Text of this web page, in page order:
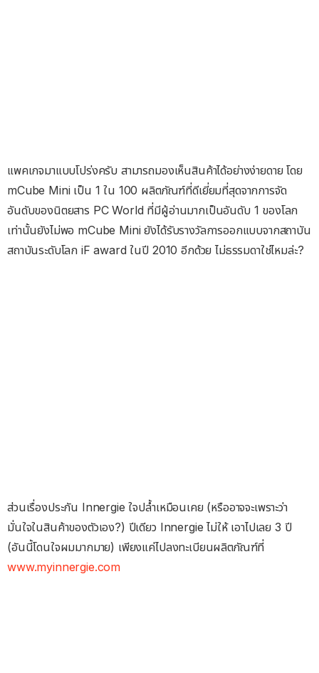
แพคเกจมาแบบโปร่งครับ สามารถมองเห็นสินค้าได้อย่างง่ายดาย โดย
mCube Mini เป็น 1 ใน 100 ผลิตภัณฑ์ที่ดีเยี่ยมที่สุดจากการจัด
อันดับของนิตยสาร PC World ที่มีผู้อ่านมากเป็นอันดับ 1 ของโลก
เท่านั้นยังไม่พอ mCube Mini ยังได้รับรางวัลการออกแบบจากสถาบัน
สถาบันระดับโลก iF award ในปี 2010 อีกด้วย ไม่ธรรมดาใช่ไหมล่ะ?
ส่วนเรื่องประกัน Innergie ใจปล้ำเหมือนเคย (หรืออาจจะเพราะว่า
มั่นใจในสินค้าของตัวเอง?) ปีเดียว Innergie ไม่ให้ เอาไปเลย 3 ปี
(อันนี้โดนใจผมมากมาย) เพียงแค่ไปลงทะเบียนผลิตภัณฑ์ที่
www.myinnergie.com